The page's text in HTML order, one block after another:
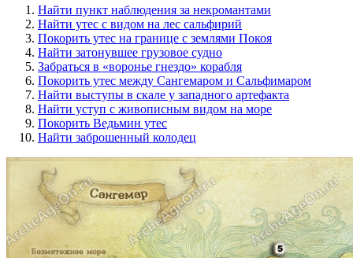
Найти пункт наблюдения за некромантами
Найти утес с видом на лес сальфирий
Покорить утес на границе с землями Покоя
Найти затонувшее грузовое судно
Забраться в «воронье гнездо» корабля
Покорить утес между Сангемаром и Сальфимаром
Найти выступы в скале у западного артефакта
Найти уступ с живописным видом на море
Покорить Ведьмин утес
Найти заброшенный колодец